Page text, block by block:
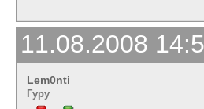
11.08.2008
Lem0nti
Гуру